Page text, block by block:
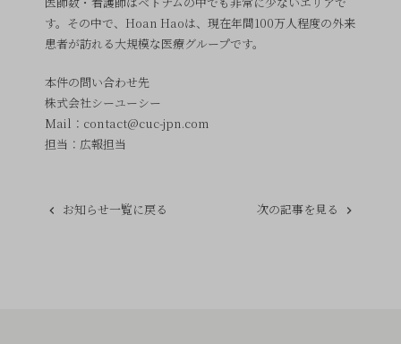
す。その中で、Hoan Haoは、現在年間100万人程度の外来
患者が訪れる大規模な医療グループです。
本件の問い合わせ先
株式会社シーユーシー
Mail：contact@cuc-jpn.com
担当：広報担当
お知らせ一覧に戻る 次の記事を見る